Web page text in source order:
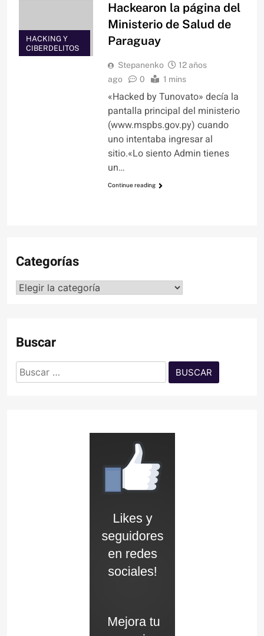
HACKING Y
CIBERDELITOS
Hackearon la página del
Ministerio de Salud de
Paraguay
Stepanenko
12 años
ago
0 1 mins
«Hacked by Tunovato» decía la
pantalla principal del ministerio
(www.mspbs.gov.py) cuando
uno intentaba ingresar al
sitio.«Lo siento Admin tienes
un…
Continue reading
Categorías
Categorías
Buscar
Buscar: